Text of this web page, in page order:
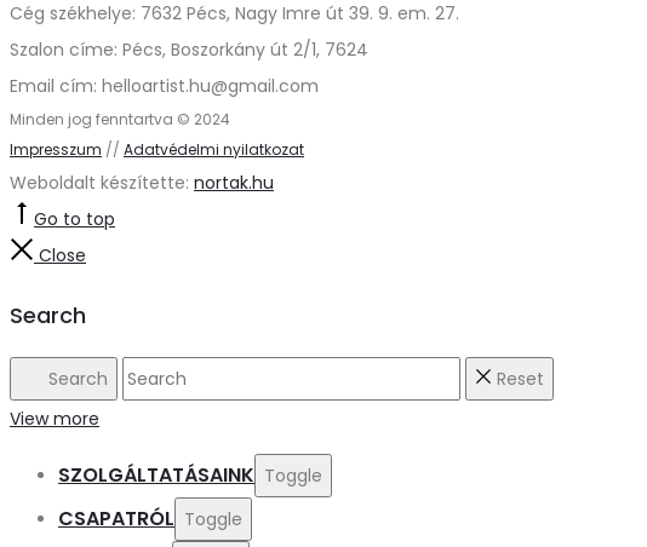
Cég székhelye: 7632 Pécs, Nagy Imre út 39. 9. em. 27.
Szalon címe: Pécs, Boszorkány út 2/1, 7624
Email cím: helloartist.hu@gmail.com
Minden jog fenntartva © 2024
Impresszum // Adatvédelmi nyilatkozat
Weboldalt készítette: nortak.hu
Go to top
Close
Search
Search
Reset
View more
SZOLGÁLTATÁSAINK Toggle
CSAPATRÓL Toggle